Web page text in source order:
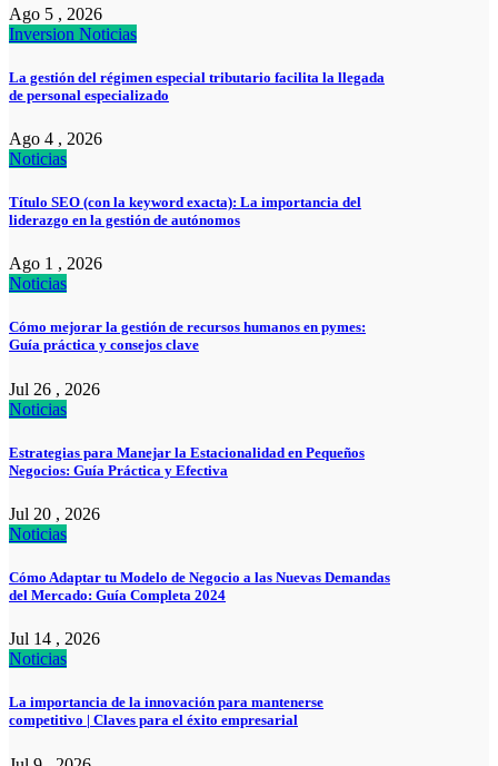
Ago 5 , 2026
Inversion Noticias
La gestión del régimen especial tributario facilita la llegada
de personal especializado
Ago 4 , 2026
Noticias
Título SEO (con la keyword exacta): La importancia del
liderazgo en la gestión de autónomos
Ago 1 , 2026
Noticias
Cómo mejorar la gestión de recursos humanos en pymes:
Guía práctica y consejos clave
Jul 26 , 2026
Noticias
Estrategias para Manejar la Estacionalidad en Pequeños
Negocios: Guía Práctica y Efectiva
Jul 20 , 2026
Noticias
Cómo Adaptar tu Modelo de Negocio a las Nuevas Demandas
del Mercado: Guía Completa 2024
Jul 14 , 2026
Noticias
La importancia de la innovación para mantenerse
competitivo | Claves para el éxito empresarial